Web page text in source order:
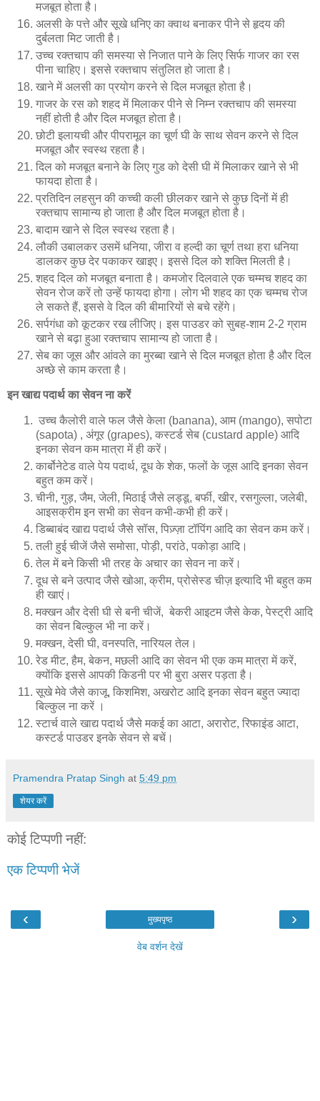
मजबूत होता है।
अलसी के पत्ते और सूखे धनिए का क्वाथ बनाकर पीने से हृदय की
दुर्बलता मिट जाती है।
उच्च रक्तचाप की समस्या से निजात पाने के लिए सिर्फ गाजर का रस
पीना चाहिए। इससे रक्तचाप संतुलित हो जाता है।
खाने में अलसी का प्रयोग करने से दिल मजबूत होता है।
गाजर के रस को शहद में मिलाकर पीने से निम्न रक्तचाप की समस्या
नहीं होती है और दिल मजबूत होता है।
छोटी इलायची और पीपरामूल का चूर्ण घी के साथ सेवन करने से दिल
मजबूत और स्वस्थ रहता है।
दिल को मजबूत बनाने के लिए गुड को देसी घी में मिलाकर खाने से भी
फायदा होता है।
प्रतिदिन लहसुन की कच्ची कली छीलकर खाने से कुछ दिनों में ही
रक्तचाप सामान्य हो जाता है और दिल मजबूत होता है।
बादाम खाने से दिल स्वस्थ रहता है।
लौकी उबालकर उसमें धनिया, जीरा व हल्दी का चूर्ण तथा हरा धनिया
डालकर कुछ देर पकाकर खाइए। इससे दिल को शक्ति मिलती है।
शहद दिल को मजबूत बनाता है। कमजोर दिलवाले एक चम्मच शहद का
सेवन रोज करें तो उन्हें फायदा होगा। लोग भी शहद का एक चम्मच रोज
ले सकते हैं, इससे वे दिल की बीमारियों से बचे रहेंगे।
सर्पगंधा को कूटकर रख लीजिए। इस पाउडर को सुबह-शाम 2-2 ग्राम
खाने से बढ़ा हुआ रक्तचाप सामान्य हो जाता है।
सेब का जूस और आंवले का मुरब्बा खाने से दिल मजबूत होता है और दिल
अच्छे से काम करता है।
इन खाद्य पदार्थ का सेवन ना करें
उच्च कैलोरी वाले फल जैसे केला (banana), आम (mango), सपोटा
(sapota) , अंगूर (grapes), कस्टर्ड सेब (custard apple) आदि
इनका सेवन कम मात्रा में ही करें।
कार्बोनेटेड वाले पेय पदार्थ, दूध के शेक, फलों के जूस आदि इनका सेवन
बहुत कम करें।
चीनी, गुड़, जैम, जेली, मिठाई जैसे लड्डू, बर्फी, खीर, रसगुल्ला, जलेबी,
आइसक्रीम इन सभी का सेवन कभी-कभी ही करें।
डिब्बाबंद खाद्य पदार्थ जैसे सॉस, पिज़्ज़ा टॉपिंग आदि का सेवन कम करें।
तली हुई चीजें जैसे समोसा, पोड़ी, परांठे, पकोड़ा आदि।
तेल में बने किसी भी तरह के अचार का सेवन ना करें।
दूध से बने उत्पाद जैसे खोआ, क्रीम, प्रोसेस्ड चीज़ इत्यादि भी बहुत कम
ही खाएं।
मक्खन और देसी घी से बनी चीजें, बेकरी आइटम जैसे केक, पेस्ट्री आदि
का सेवन बिल्कुल भी ना करें।
मक्खन, देसी घी, वनस्पति, नारियल तेल।
रेड मीट, हैम, बेकन, मछली आदि का सेवन भी एक कम मात्रा में करें,
क्योंकि इससे आपकी किडनी पर भी बुरा असर पड़ता है।
सूखे मेवे जैसे काजू, किशमिश, अखरोट आदि इनका सेवन बहुत ज्यादा
बिल्कुल ना करें ।
स्टार्च वाले खाद्य पदार्थ जैसे मकई का आटा, अरारोट, रिफाइंड आटा,
कस्टर्ड पाउडर इनके सेवन से बचें।
Pramendra Pratap Singh at 5:49 pm
शेयर करें
कोई टिप्पणी नहीं:
एक टिप्पणी भेजें
‹ ›
मुख्यपृष्ठ
वेब वर्शन देखें